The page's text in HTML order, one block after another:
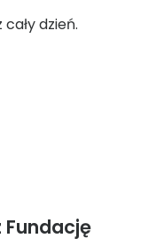
dzień.
Fundację